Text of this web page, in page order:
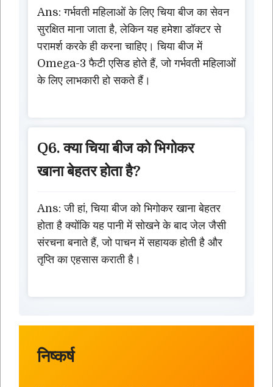
Ans: गर्भवती महिलाओं के लिए चिया बीज का सेवन
सुरक्षित माना जाता है, लेकिन यह हमेशा डॉक्टर से
परामर्श करके ही करना चाहिए। चिया बीज में
Omega-3 फैटी एसिड होते हैं, जो गर्भवती महिलाओं
के लिए लाभकारी हो सकते हैं।
Q6. क्या चिया बीज को भिगोकर
खाना बेहतर होता है?
Ans: जी हां, चिया बीज को भिगोकर खाना बेहतर
होता है क्योंकि यह पानी में सोखने के बाद जेल जैसी
संरचना बनाते हैं, जो पाचन में सहायक होती है और
तृप्ति का एहसास कराती है।
निष्कर्ष